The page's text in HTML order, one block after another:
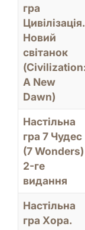
гра
Цивілізація.
Новий
світанок
A New
Dawn)
Настільна
гра 7 Чудес
(7 Wonders)
2-ге
видання
Настільна
гра Хора.